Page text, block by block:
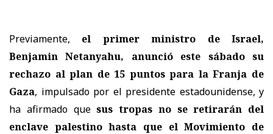
Previamente, el primer ministro de Israel,
Benjamin Netanyahu, anunció este sábado su
rechazo al plan de 15 puntos para la Franja de
Gaza, impulsado por el presidente estadounidense, y
ha afirmado quesus tropas no se retirarán del
enclave palestino hasta que el Movimiento de